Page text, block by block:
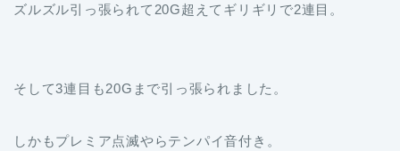
ズルズル引っ張られて20G超えてギリギリで2連目。
そして3連目も20Gまで引っ張られました。
しかもプレミア点滅やらテンパイ音付き。